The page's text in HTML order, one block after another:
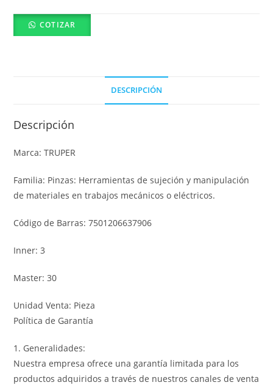
COTIZAR
DESCRIPCIÓN
Descripción
Marca: TRUPER
Familia: Pinzas: Herramientas de sujeción y manipulación
de materiales en trabajos mecánicos o eléctricos.
Código de Barras: 7501206637906
Inner: 3
Master: 30
Unidad Venta: Pieza
Política de Garantía
1. Generalidades:
Nuestra empresa ofrece una garantía limitada para los
productos adquiridos a través de nuestros canales de venta